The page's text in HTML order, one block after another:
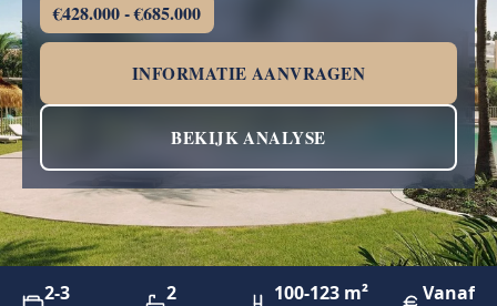
€428.000 - €685.000
INFORMATIE AANVRAGEN
BEKIJK ANALYSE
2-3 2 100-123 m² Vanaf